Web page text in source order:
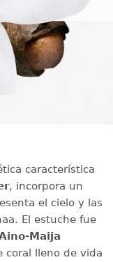
característica
, incorpora un
el cielo y las
El estuche fue
Maija
coral lleno de vida